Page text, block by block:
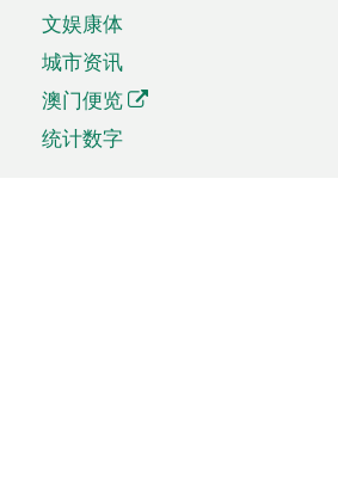
文娱康体
城市资讯
澳门便览
统计数字